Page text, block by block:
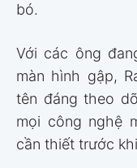
bó.
Với các ông
màn hình gập,
tên đáng theo
mọi công nghệ
cần thiết trước